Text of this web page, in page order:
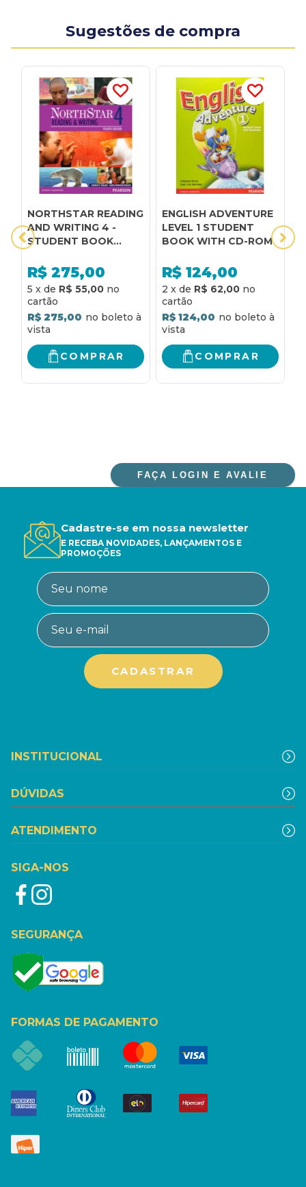
Sugestões de compra
NORTHSTAR READING
AND WRITING 4 -
STUDENT BOOK
STUDENT BOOK
ACCESS CODE AND
MYENGLISHLAB
R$ 275,00
5 x de R$ 55,00
R$ 275,00
COMPRAR
ENGLISH ADVENTURE
LEVEL 1 STUDENT
BOOK WITH CD-ROM
R$ 124,00
2 x de R$ 62,00
R$ 124,00
COMPRAR
FAÇA LOGIN E AVALIE
Cadastre-se em nossa newsletter
E RECEBA NOVIDADES, LANÇAMENTOS E
PROMOÇÕES
INSTITUCIONAL
DÚVIDAS
ATENDIMENTO
SIGA-NOS
SEGURANÇA
FORMAS DE PAGAMENTO